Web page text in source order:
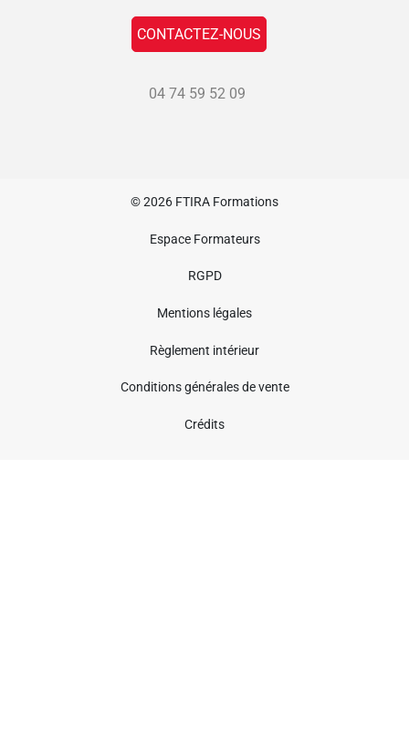
CONTACTEZ-NOUS
04 74 59 52 09
© 2026 FTIRA Formations
Espace Formateurs
RGPD
Mentions légales
Règlement intérieur
Conditions générales de vente
Crédits